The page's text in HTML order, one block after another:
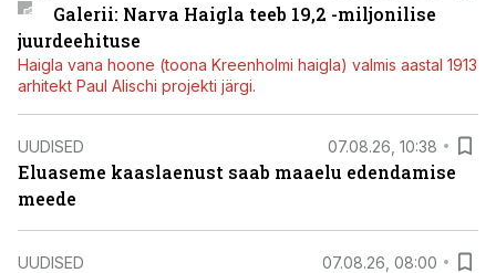
Galerii: Narva Haigla teeb 19,2 -miljonilise
juurdeehituse
Haigla vana hoone (toona Kreenholmi haigla) valmis aastal 1913
arhitekt Paul Alischi projekti järgi.
UUDISED 07.08.26, 10:38
Eluaseme kaaslaenust saab maaelu edendamise
meede
UUDISED 07.08.26, 08:00